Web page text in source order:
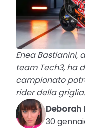
Enea Bastianini,
team Tech3, ha
campionato
rider della griglia.
Deborah
30